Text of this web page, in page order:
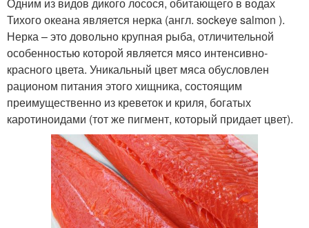
Тихого океана является нерка (англ. sockeye salmon ).
Нерка – это довольно крупная рыба, отличительной
особенностью которой является мясо интенсивно-
красного цвета. Уникальный цвет мяса обусловлен
рационом питания этого хищника, состоящим
преимущественно из креветок и криля, богатых
каротиноидами (тот же пигмент, который придает цвет).